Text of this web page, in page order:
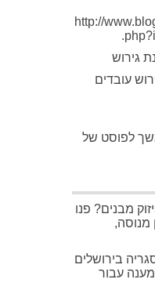
http://
גירוש
עובדים
לפוסט של
מבנים? פנו
מנוסה,
בירושלים
עבור